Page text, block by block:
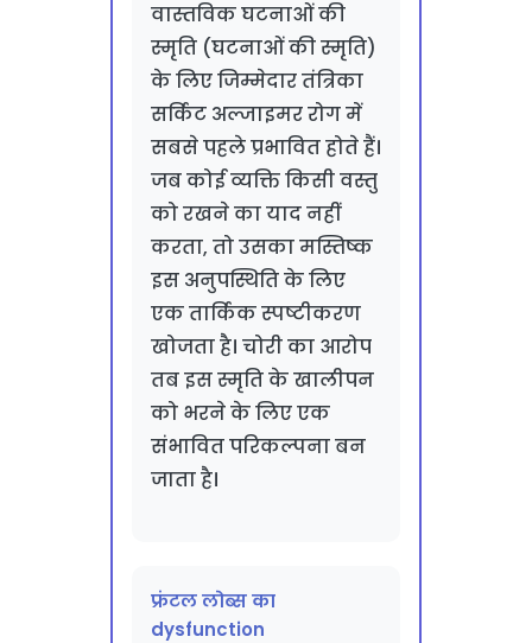
वास्तविक घटनाओं की
स्मृति (घटनाओं की स्मृति)
के लिए जिम्मेदार तंत्रिका
सर्किट अल्जाइमर रोग में
सबसे पहले प्रभावित होते हैं।
जब कोई व्यक्ति किसी वस्तु
को रखने का याद नहीं
करता, तो उसका मस्तिष्क
इस अनुपस्थिति के लिए
एक तार्किक स्पष्टीकरण
खोजता है। चोरी का आरोप
तब इस स्मृति के खालीपन
को भरने के लिए एक
संभावित परिकल्पना बन
जाता है।
फ्रंटल लोब्स का
dysfunction